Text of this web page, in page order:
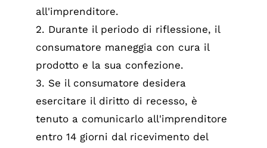
all'imprenditore.
2. Durante il periodo di riflessione, il
consumatore maneggia con cura il
prodotto e la sua confezione.
3. Se il consumatore desidera
esercitare il diritto di recesso, è
tenuto a comunicarlo all'imprenditore
entro 14 giorni dal ricevimento del